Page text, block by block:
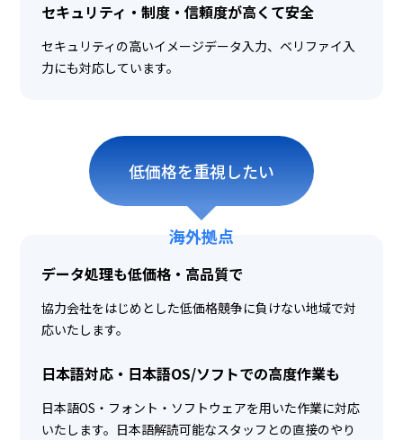
セキュリティ・制度・信頼度が高くて安全
セキュリティの高いイメージデータ入力、ベリファイ入
力にも対応しています。
低価格を重視したい
海外拠点
データ処理も低価格・高品質で
協力会社をはじめとした低価格競争に負けない地域で対
応いたします。
日本語対応・日本語OS/ソフトでの高度作業も
日本語OS・フォント・ソフトウェアを用いた作業に対応
いたします。日本語解読可能なスタッフとの直接のやり